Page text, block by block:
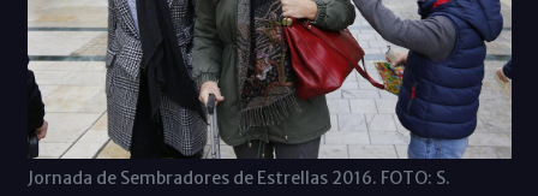
Jornada de Sembradores de Estrellas 2016. FOTO: S.